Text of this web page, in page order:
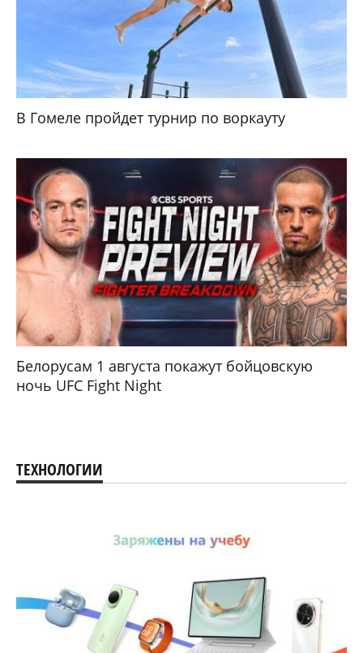
В Гомеле пройдет турнир по воркауту
Белорусам 1 августа покажут бойцовскую
ночь UFC Fight Night
ТЕХНОЛОГИИ